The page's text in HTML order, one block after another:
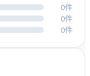
0件
0件
0件